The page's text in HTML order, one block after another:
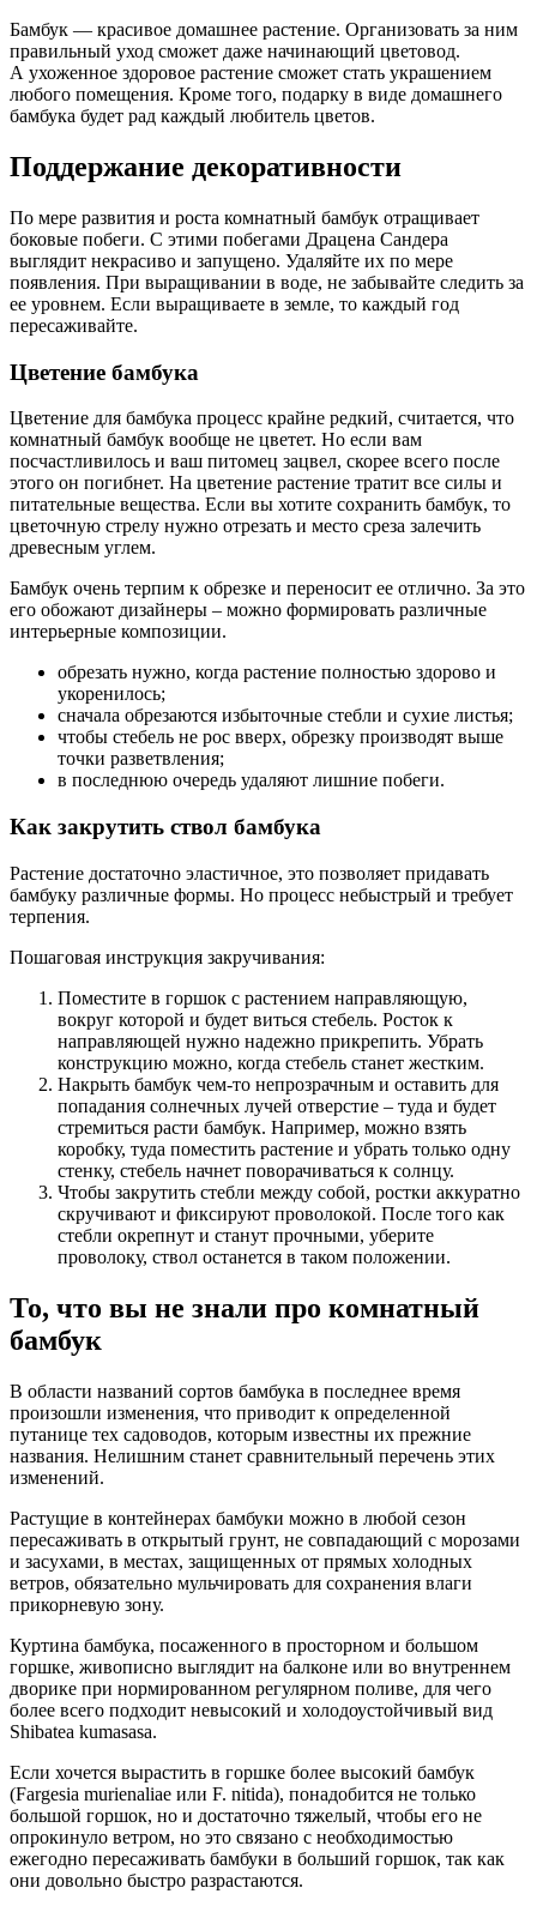
Бамбук — красивое домашнее растение. Организовать за ним
правильный уход сможет даже начинающий цветовод.
А ухоженное здоровое растение сможет стать украшением
любого помещения. Кроме того, подарку в виде домашнего
бамбука будет рад каждый любитель цветов.
Поддержание декоративности
По мере развития и роста комнатный бамбук отращивает
боковые побеги. С этими побегами Драцена Сандера
выглядит некрасиво и запущено. Удаляйте их по мере
появления. При выращивании в воде, не забывайте следить за
ее уровнем. Если выращиваете в земле, то каждый год
пересаживайте.
Цветение бамбука
Цветение для бамбука процесс крайне редкий, считается, что
комнатный бамбук вообще не цветет. Но если вам
посчастливилось и ваш питомец зацвел, скорее всего после
этого он погибнет. На цветение растение тратит все силы и
питательные вещества. Если вы хотите сохранить бамбук, то
цветочную стрелу нужно отрезать и место среза залечить
древесным углем.
Бамбук очень терпим к обрезке и переносит ее отлично. За это
его обожают дизайнеры – можно формировать различные
интерьерные композиции.
обрезать нужно, когда растение полностью здорово и
укоренилось;
сначала обрезаются избыточные стебли и сухие листья;
чтобы стебель не рос вверх, обрезку производят выше
точки разветвления;
в последнюю очередь удаляют лишние побеги.
Как закрутить ствол бамбука
Растение достаточно эластичное, это позволяет придавать
бамбуку различные формы. Но процесс небыстрый и требует
терпения.
Пошаговая инструкция закручивания:
Поместите в горшок с растением направляющую,
вокруг которой и будет виться стебель. Росток к
направляющей нужно надежно прикрепить. Убрать
конструкцию можно, когда стебель станет жестким.
Накрыть бамбук чем-то непрозрачным и оставить для
попадания солнечных лучей отверстие – туда и будет
стремиться расти бамбук. Например, можно взять
коробку, туда поместить растение и убрать только одну
стенку, стебель начнет поворачиваться к солнцу.
Чтобы закрутить стебли между собой, ростки аккуратно
скручивают и фиксируют проволокой. После того как
стебли окрепнут и станут прочными, уберите
проволоку, ствол останется в таком положении.
То, что вы не знали про комнатный
бамбук
В области названий сортов бамбука в последнее время
произошли изменения, что приводит к определенной
путанице тех садоводов, которым известны их прежние
названия. Нелишним станет сравнительный перечень этих
изменений.
Растущие в контейнерах бамбуки можно в любой сезон
пересаживать в открытый грунт, не совпадающий с морозами
и засухами, в местах, защищенных от прямых холодных
ветров, обязательно мульчировать для сохранения влаги
прикорневую зону.
Куртина бамбука, посаженного в просторном и большом
горшке, живописно выглядит на балконе или во внутреннем
дворике при нормированном регулярном поливе, для чего
более всего подходит невысокий и холодоустойчивый вид
Shibatea kumasasa.
Если хочется вырастить в горшке более высокий бамбук
(Fargesia murienaliae или F. nitida), понадобится не только
большой горшок, но и достаточно тяжелый, чтобы его не
опрокинуло ветром, но это связано с необходимостью
ежегодно пересаживать бамбуки в больший горшок, так как
они довольно быстро разрастаются.